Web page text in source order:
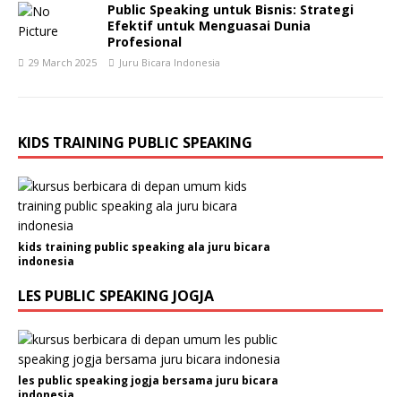
Public Speaking untuk Bisnis: Strategi
Efektif untuk Menguasai Dunia
Profesional
29 March 2025 Juru Bicara Indonesia
KIDS TRAINING PUBLIC SPEAKING
kids training public speaking ala juru bicara
indonesia
LES PUBLIC SPEAKING JOGJA
les public speaking jogja bersama juru bicara